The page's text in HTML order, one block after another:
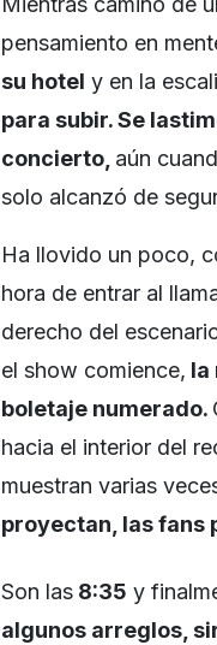
pensamiento en
su hotel y en la
para subir.Se
concierto, aún
solo alcanzó de
Ha llovido un poco,
hora de entrar al
derecho del
el show comience, la
boletaje numerado.
hacia el interior del
muestran varias
proyectan, las fans
Son las 8:35 y
algunos arreglos,